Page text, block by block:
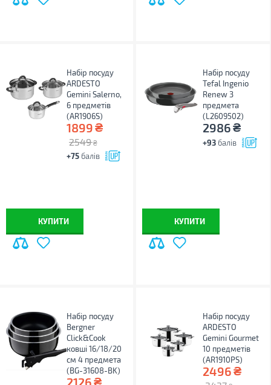
Набір посуду
ARDESTO
Gemini Salerno,
6 предметів
(AR1906S)
1899₴
2549 ₴
+75 балів
КУПИТИ
Набір посуду
Tefal Ingenio
Renew 3
предмета
(L2609502)
2986₴
+93 балів
КУПИТИ
Набір посуду
Bergner
Click&Cook
ковші 16/18/20
см 4 предмета
(BG-31608-BK)
2126₴
Набір посуду
ARDESTO
Gemini Gourmet
10 предметів
(AR1910PS)
2496₴